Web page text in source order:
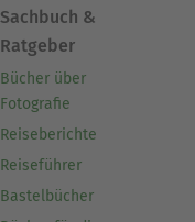
Sachbuch &
Ratgeber
Bücher über
Fotografie
Reiseberichte
Reiseführer
Bastelbücher